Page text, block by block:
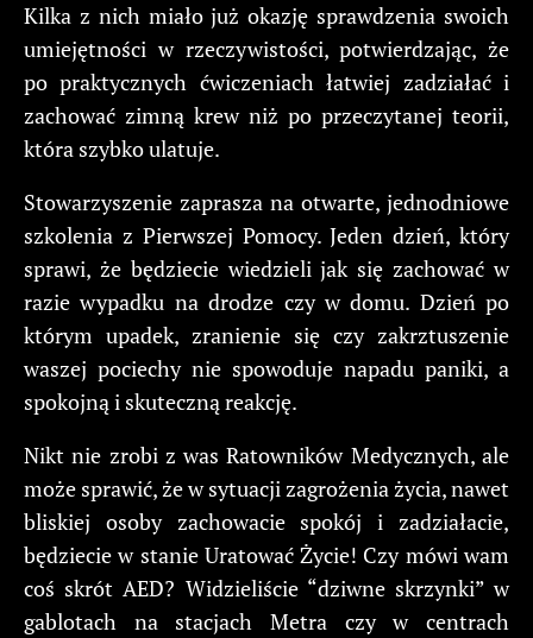
Kilka z nich miało już okazję sprawdzenia swoich
umiejętności w rzeczywistości, potwierdzając, że
po praktycznych ćwiczeniach łatwiej zadziałać i
zachować zimną krew niż po przeczytanej teorii,
która szybko ulatuje.
Stowarzyszenie zaprasza na otwarte, jednodniowe
szkolenia z Pierwszej Pomocy. Jeden dzień, który
sprawi, że będziecie wiedzieli jak się zachować w
razie wypadku na drodze czy w domu. Dzień po
którym upadek, zranienie się czy zakrztuszenie
waszej pociechy nie spowoduje napadu paniki, a
spokojną i skuteczną reakcję.
Nikt nie zrobi z was Ratowników Medycznych, ale
może sprawić, że w sytuacji zagrożenia życia, nawet
bliskiej osoby zachowacie spokój i zadziałacie,
będziecie w stanie Uratować Życie! Czy mówi wam
coś skrót AED? Widzieliście “dziwne skrzynki” w
gablotach na stacjach Metra czy w centrach